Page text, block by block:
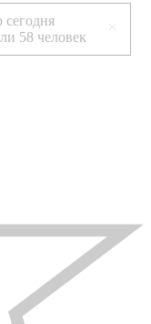
сегодня
58 человек